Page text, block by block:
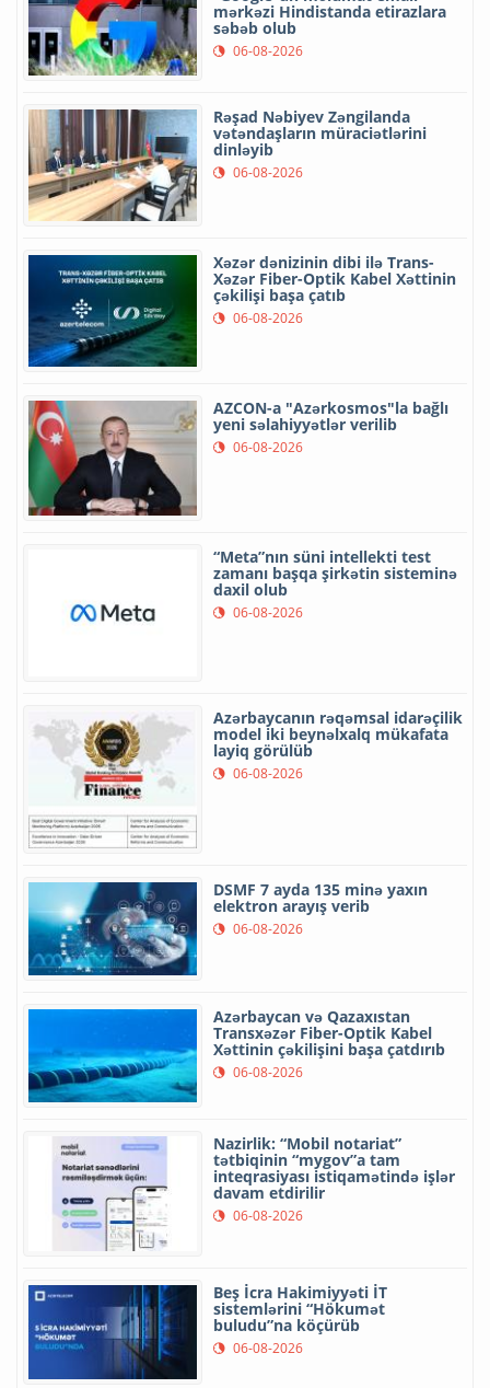
mərkəzi Hindistanda etirazlara
səbəb olub
06-08-2026
Rəşad Nəbiyev Zəngilanda
vətəndaşların müraciətlərini
dinləyib
06-08-2026
Xəzər dənizinin dibi ilə Trans-
Xəzər Fiber-Optik Kabel Xəttinin
çəkilişi başa çatıb
06-08-2026
AZCON-a "Azərkosmos"la bağlı
yeni səlahiyyətlər verilib
06-08-2026
“Meta”nın süni intellekti test
zamanı başqa şirkətin sisteminə
daxil olub
06-08-2026
Azərbaycanın rəqəmsal idarəçilik
model iki beynəlxalq mükafata
layiq görülüb
06-08-2026
DSMF 7 ayda 135 minə yaxın
elektron arayış verib
06-08-2026
Azərbaycan və Qazaxıstan
Transxəzər Fiber-Optik Kabel
Xəttinin çəkilişini başa çatdırıb
06-08-2026
Nazirlik: “Mobil notariat”
tətbiqinin “mygov”a tam
inteqrasiyası istiqamətində işlər
davam etdirilir
06-08-2026
Beş İcra Hakimiyyəti İT
sistemlərini “Hökumət
buludu”na köçürüb
06-08-2026